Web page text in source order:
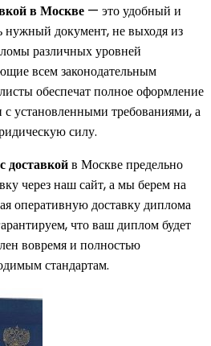
в Москве — это удобный и
нужный документ, не выходя из
различных уровней
всем законодательным
обеспечат полное оформление
с установленными требованиями, а
силу.
доставкойв Москве предельно
через наш сайт, а мы берем на
оперативную доставку диплома
что ваш диплом будет
вовремя и полностью
стандартам.